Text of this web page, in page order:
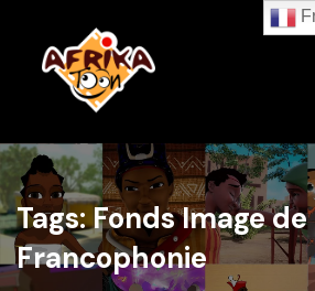
Tags: Fonds Image de
Francophonie